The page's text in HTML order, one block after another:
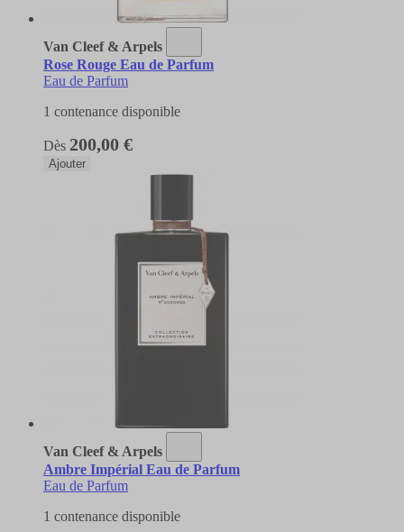
Van Cleef & Arpels
Rose Rouge Eau de Parfum
Eau de Parfum
1 contenance disponible
Dès 200,00 €
Ajouter
Van Cleef & Arpels
Ambre Impérial Eau de Parfum
Eau de Parfum
1 contenance disponible